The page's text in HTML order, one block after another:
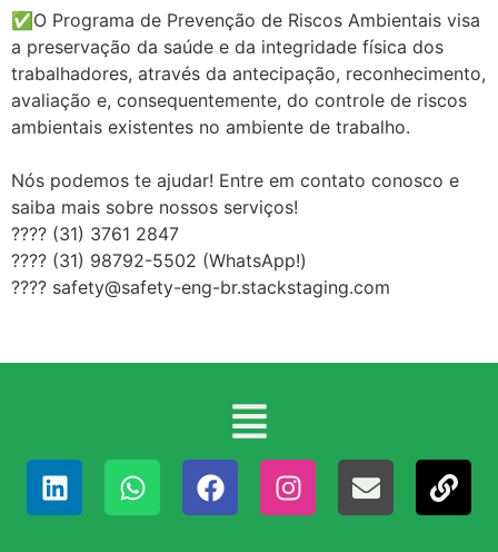
✅O Programa de Prevenção de Riscos Ambientais visa
a preservação da saúde e da integridade física dos
trabalhadores, através da antecipação, reconhecimento,
avaliação e, consequentemente, do controle de riscos
ambientais existentes no ambiente de trabalho.⠀
Nós podemos te ajudar! Entre em contato conosco e
saiba mais sobre nossos serviços!⠀
???? (31) 3761 2847⠀
???? (31) 98792-5502 (WhatsApp!)⠀
???? safety@safety-eng-br.stackstaging.com